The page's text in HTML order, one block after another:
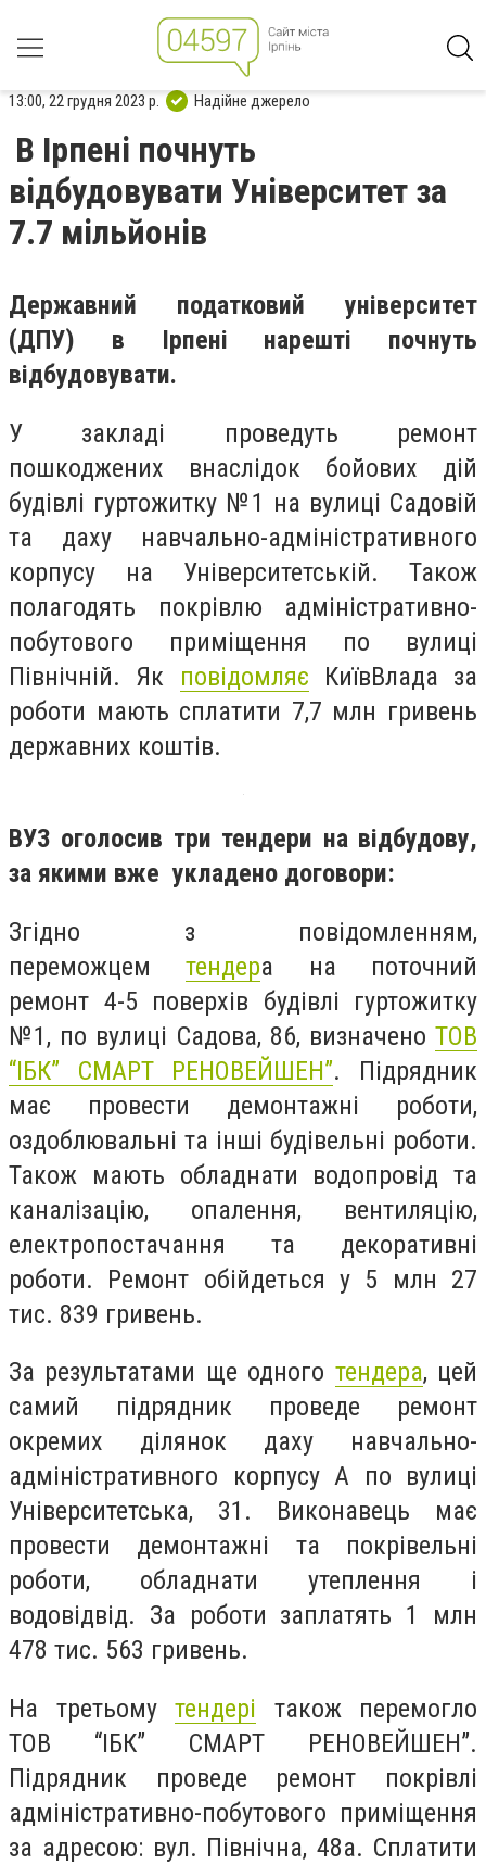
13:00, 22 грудня 2023 р. Надійне джерело
В Ірпені почнуть
відбудовувати Університет за
7.7 мільйонів
Державний податковий університет
(ДПУ) в Ірпені нарешті почнуть
відбудовувати.
У закладі проведуть ремонт
пошкоджених внаслідок бойових дій
будівлі гуртожитку №1 на вулиці Садовій
та даху навчально-адміністративного
корпусу на Університетській. Також
полагодять покрівлю адміністративно-
побутового приміщення по вулиці
Північній. Як повідомляє КиївВлада за
роботи мають сплатити 7,7 млн гривень
державних коштів.
ВУЗ оголосив три тендери на відбудову,
за якими вже укладено договори:
Згідно з повідомленням,
переможцемтендера на поточний
ремонт 4-5 поверхів будівлі гуртожитку
№1, по вулиці Садова, 86, визначено ТОВ
“ІБК” СМАРТ РЕНОВЕЙШЕН”. Підрядник
має провести демонтажні роботи,
оздоблювальні та інші будівельні роботи.
Також мають обладнати водопровід та
каналізацію, опалення, вентиляцію,
електропостачання та декоративні
роботи. Ремонт обійдеться у 5 млн 27
тис. 839 гривень.
За результатами ще одного тендера, цей
самий підрядник проведе ремонт
окремих ділянок даху навчально-
адміністративного корпусу А по вулиці
Університетська, 31. Виконавець має
провести демонтажні та покрівельні
роботи, обладнати утеплення і
водовідвід. За роботи заплатять 1 млн
478 тис. 563 гривень.
На третьому тендері також перемогло
ТОВ “ІБК” СМАРТ РЕНОВЕЙШЕН”.
Підрядник проведе ремонт покрівлі
адміністративно-побутового приміщення
за адресою: вул. Північна, 48а. Сплатити